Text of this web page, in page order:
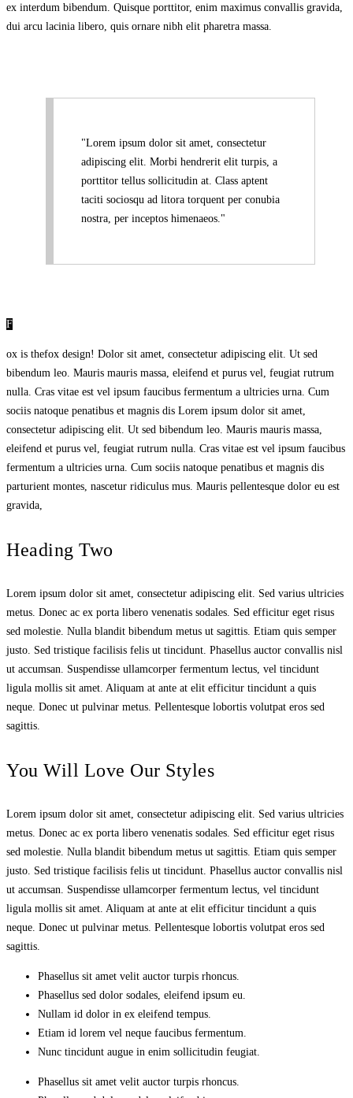
ex interdum bibendum. Quisque porttitor, enim maximus convallis gravida,
dui arcu lacinia libero, quis ornare nibh elit pharetra massa.
Lorem ipsum dolor sit amet, consectetur
adipiscing elit. Morbi hendrerit elit turpis, a
porttitor tellus sollicitudin at. Class aptent
taciti sociosqu ad litora torquent per conubia
nostra, per inceptos himenaeos.
F
ox is thefox design! Dolor sit amet, consectetur adipiscing elit. Ut sed
bibendum leo. Mauris mauris massa, eleifend et purus vel, feugiat rutrum
nulla. Cras vitae est vel ipsum faucibus fermentum a ultricies urna. Cum
sociis natoque penatibus et magnis dis Lorem ipsum dolor sit amet,
consectetur adipiscing elit. Ut sed bibendum leo. Mauris mauris massa,
eleifend et purus vel, feugiat rutrum nulla. Cras vitae est vel ipsum faucibus
fermentum a ultricies urna. Cum sociis natoque penatibus et magnis dis
parturient montes, nascetur ridiculus mus. Mauris pellentesque dolor eu est
gravida,
Heading Two
Lorem ipsum dolor sit amet, consectetur adipiscing elit. Sed varius ultricies
metus. Donec ac ex porta libero venenatis sodales. Sed efficitur eget risus
sed molestie. Nulla blandit bibendum metus ut sagittis. Etiam quis semper
justo. Sed tristique facilisis felis ut tincidunt. Phasellus auctor convallis nisl
ut accumsan. Suspendisse ullamcorper fermentum lectus, vel tincidunt
ligula mollis sit amet. Aliquam at ante at elit efficitur tincidunt a quis
neque. Donec ut pulvinar metus. Pellentesque lobortis volutpat eros sed
sagittis.
You Will Love Our Styles
Lorem ipsum dolor sit amet, consectetur adipiscing elit. Sed varius ultricies
metus. Donec ac ex porta libero venenatis sodales. Sed efficitur eget risus
sed molestie. Nulla blandit bibendum metus ut sagittis. Etiam quis semper
justo. Sed tristique facilisis felis ut tincidunt. Phasellus auctor convallis nisl
ut accumsan. Suspendisse ullamcorper fermentum lectus, vel tincidunt
ligula mollis sit amet. Aliquam at ante at elit efficitur tincidunt a quis
neque. Donec ut pulvinar metus. Pellentesque lobortis volutpat eros sed
sagittis.
Phasellus sit amet velit auctor turpis rhoncus.
Phasellus sed dolor sodales, eleifend ipsum eu.
Nullam id dolor in ex eleifend tempus.
Etiam id lorem vel neque faucibus fermentum.
Nunc tincidunt augue in enim sollicitudin feugiat.
Phasellus sit amet velit auctor turpis rhoncus.